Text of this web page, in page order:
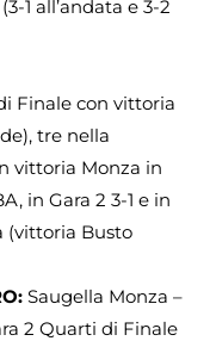
1 all’andata e 3-2
Finale con vittoria
tre nella
vittoria Monza in
in Gara 2 3-1 e in
(vittoria Busto
Saugella Monza –
2 Quarti di Finale